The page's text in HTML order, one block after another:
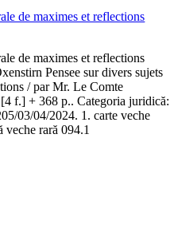
de maximes et reflections
de maximes et reflections
Pensee sur divers sujets
/ par Mr. Le Comte
f.] + 368 p.. Categoria juridică:
03/04/2024. 1. carte veche
veche rară 094.1